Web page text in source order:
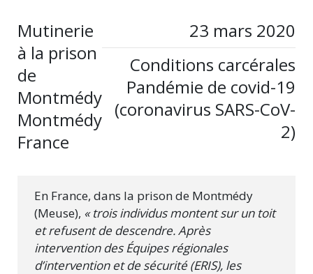
Mutinerie
à la prison
de
Montmédy
Montmédy
France
23 mars 2020
Conditions carcérales
Pandémie de covid-19
(coronavirus SARS-CoV-
2)
En France, dans la prison de Montmédy
(Meuse), « trois individus montent sur un toit
et refusent de descendre. Après
intervention des Équipes régionales
d’intervention et de sécurité (ERIS), les